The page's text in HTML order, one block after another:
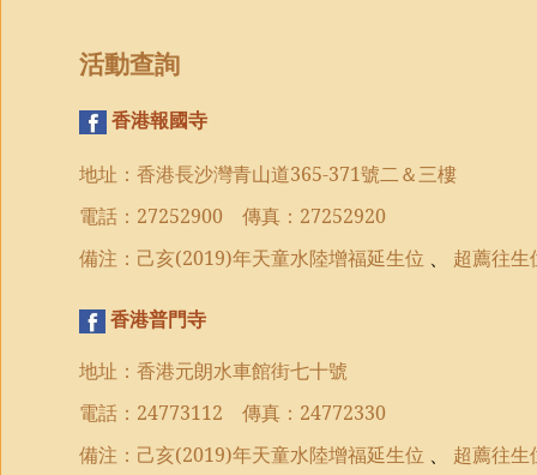
活動查詢
香港報國寺
地址：香港長沙灣青山道365-371號二＆三樓
電話： 27252900 傳真： 27252920
備注： 己亥(2019)年天童水陸增福延生位 、 超薦往生
香港普門寺
地址：香港元朗水車館街七十號
電話： 24773112 傳真： 24772330
備注：己亥(2019)年天童水陸增福延生位 、 超薦往生